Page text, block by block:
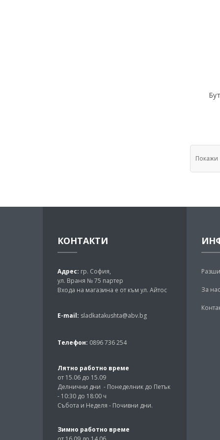
Покажи
КОНТАКТИ
Адрес: гр. София,
ул. Враня № 75 партер
Входа на магазина е от към ул. Айтос
E-mail: sladkatakushta@abv.bg
Телефон: 0896 736 254
Лятно работно време
от 15.06 до 15.09
Делнични дни - Понеделник до Петък
- 10:30 до 18:00 ч
Събота и Неделя - Почивни дни.
Зимно работно време
За нас